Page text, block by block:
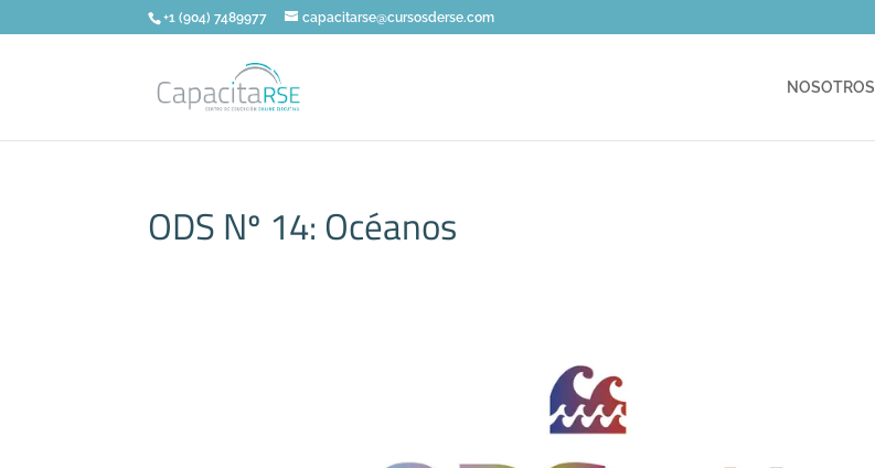
+1 (904) 7489977 capacitarse@cursosderse.com
NOSOTROS
ODS Nº 14: Océanos